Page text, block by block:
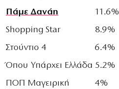
Πάμε Δανάη
11.6%
Shopping Star
8.9%
Στούντιο 4
6.4%
Όπου Υπάρχει Ελλάδα 5.2%
ΠΟΠ Μαγειρική
4%